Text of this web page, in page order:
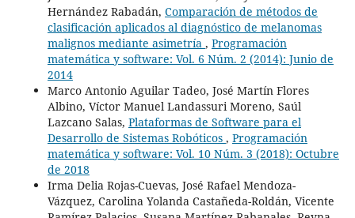
Hernández Rabadán, Comparación de métodos de
clasificación aplicados al diagnóstico de melanomas
malignos mediante asimetría , Programación
matemática y software: Vol. 6 Núm. 2 (2014): Junio de
2014
Marco Antonio Aguilar Tadeo, José Martín Flores
Albino, Víctor Manuel Landassuri Moreno, Saúl
Lazcano Salas, Plataformas de Software para el
Desarrollo de Sistemas Robóticos , Programación
matemática y software: Vol. 10 Núm. 3 (2018): Octubre
de 2018
Irma Delia Rojas-Cuevas, José Rafael Mendoza-
Vázquez, Carolina Yolanda Castañeda-Roldán, Vicente